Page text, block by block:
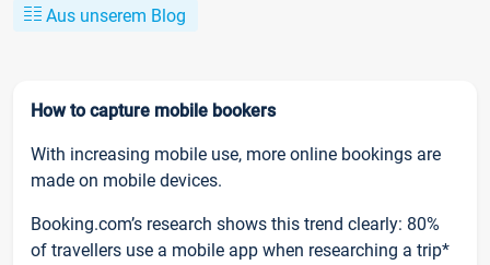
Aus unserem Blog
How to capture mobile bookers
With increasing mobile use, more online bookings are
made on mobile devices.
Booking.com’s research shows this trend clearly: 80%
of travellers use a mobile app when researching a trip*